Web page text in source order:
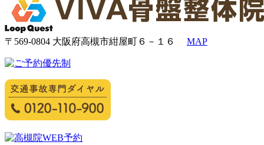
〒569-0804 大阪府高槻市紺屋町６－１６ MAP